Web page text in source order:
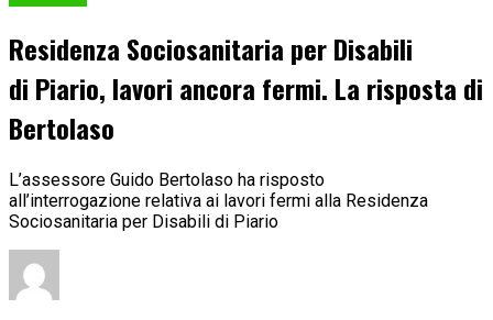
Residenza Sociosanitaria per Disabili
di Piario, lavori ancora fermi. La risposta di
Bertolaso
L’assessore Guido Bertolaso ha risposto
all’interrogazione relativa ai lavori fermi alla Residenza
Sociosanitaria per Disabili di Piario